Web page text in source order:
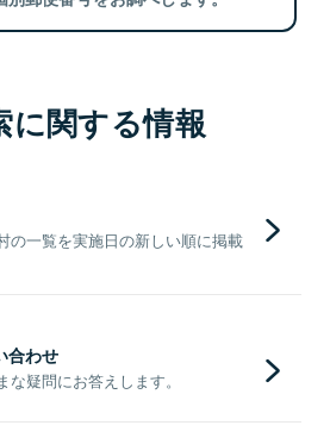
に関する情報
の一覧を実施日の新しい順に掲載
合わせ
疑問にお答えします。